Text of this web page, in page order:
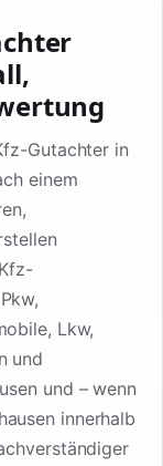
Gutachter in
einem
Lkw,
und
und – wenn
innerhalb